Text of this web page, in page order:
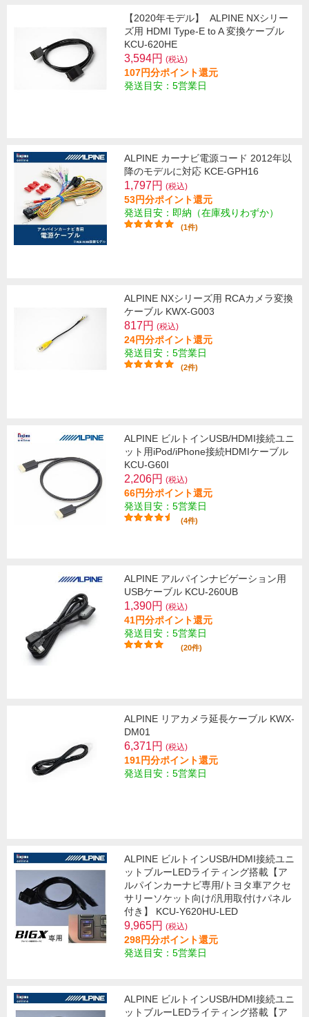
【2020年モデル】
ALPINE NXシリー
ズ用 HDMI Type-E to A 変換ケーブル
KCU-620HE
3,594円 (税込)
107円分ポイント還元
発送目安：5営業日
ALPINE カーナビ電源コード 2012年以
降のモデルに対応 KCE-GPH16
1,797円 (税込)
53円分ポイント還元
発送目安：即納（在庫残りわずか）
(1件)
ALPINE NXシリーズ用 RCAカメラ変換
ケーブル KWX-G003
817円 (税込)
24円分ポイント還元
発送目安：5営業日
(2件)
ALPINE ビルトインUSB/HDMI接続ユニ
ット用iPod/iPhone接続HDMIケーブル
KCU-G60I
2,206円 (税込)
66円分ポイント還元
発送目安：5営業日
(4件)
ALPINE アルパインナビゲーション用
USBケーブル KCU-260UB
1,390円 (税込)
41円分ポイント還元
発送目安：5営業日
(20件)
ALPINE リアカメラ延長ケーブル KWX-
DM01
6,371円 (税込)
191円分ポイント還元
発送目安：5営業日
ALPINE ビルトインUSB/HDMI接続ユニ
ットブルーLEDライティング搭載【ア
ルパインカーナビ専用/トヨタ車アクセ
サリーソケット向け/汎用取付けパネル
付き】 KCU-Y620HU-LED
9,965円 (税込)
298円分ポイント還元
発送目安：5営業日
ALPINE ビルトインUSB/HDMI接続ユニ
ットブルーLEDライティング搭載【ア